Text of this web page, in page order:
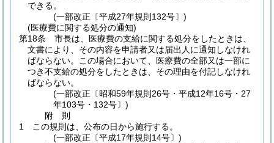
できる。
(一部改正〔平成27年規則132号〕)
(医療費に関する処分の通知)
第18条
市長は、医療費の支給に関する処分をしたときは、
文書により、その内容を申請者又は届出人に通知しなけれ
ばならない。
この場合において、医療費の全部又は一部に
つき不支給の処分をしたときは、その理由を付記しなけれ
ばならない。
(一部改正〔昭和59年規則26号・平成12年16号・27
年103号・132号〕)
附 則
1
この規則は、公布の日から施行する。
(一部改正〔平成17年規則14号〕)